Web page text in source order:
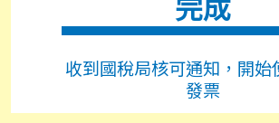
收到國稅局核可通知，開始
發票